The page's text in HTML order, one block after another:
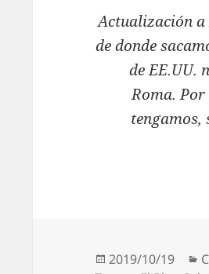
Actualización a
de donde
de EE.UU.
Roma.
tengamos,
Publicado
2019/10/19